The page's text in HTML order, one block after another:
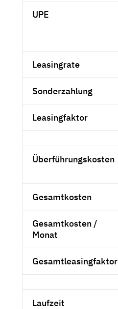
UPE
Leasingrate
Sonderzahlung
Leasingfaktor
Überführungskosten
Gesamtkosten
Gesamtkosten /
Monat
Gesamtleasingfaktor
Laufzeit